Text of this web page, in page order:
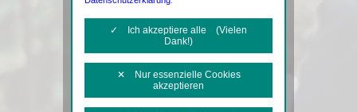
✓ Ich akzeptiere alle (Vielen
Dank!)
✕ Nur essenzielle Cookies
akzeptieren